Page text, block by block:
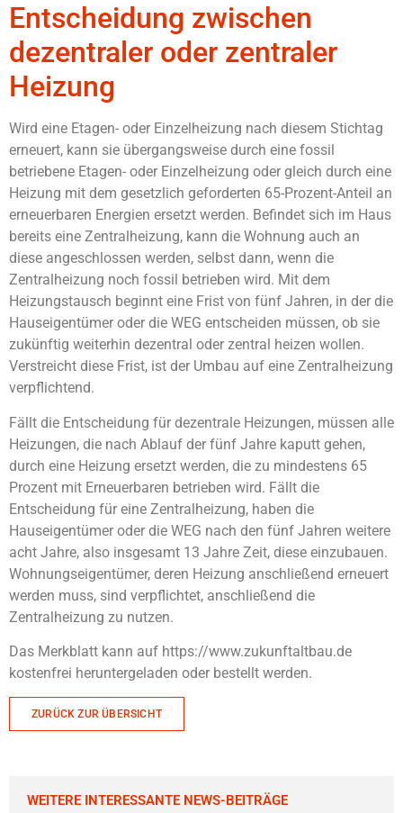
Entscheidung zwischen
dezentraler oder zentraler
Heizung
Wird eine Etagen- oder Einzelheizung nach diesem Stichtag
erneuert, kann sie übergangsweise durch eine fossil
betriebene Etagen- oder Einzelheizung oder gleich durch eine
Heizung mit dem gesetzlich geforderten 65-Prozent-Anteil an
erneuerbaren Energien ersetzt werden. Befindet sich im Haus
bereits eine Zentralheizung, kann die Wohnung auch an
diese angeschlossen werden, selbst dann, wenn die
Zentralheizung noch fossil betrieben wird. Mit dem
Heizungstausch beginnt eine Frist von fünf Jahren, in der die
Hauseigentümer oder die WEG entscheiden müssen, ob sie
zukünftig weiterhin dezentral oder zentral heizen wollen.
Verstreicht diese Frist, ist der Umbau auf eine Zentralheizung
verpflichtend.
Fällt die Entscheidung für dezentrale Heizungen, müssen alle
Heizungen, die nach Ablauf der fünf Jahre kaputt gehen,
durch eine Heizung ersetzt werden, die zu mindestens 65
Prozent mit Erneuerbaren betrieben wird. Fällt die
Entscheidung für eine Zentralheizung, haben die
Hauseigentümer oder die WEG nach den fünf Jahren weitere
acht Jahre, also insgesamt 13 Jahre Zeit, diese einzubauen.
Wohnungseigentümer, deren Heizung anschließend erneuert
werden muss, sind verpflichtet, anschließend die
Zentralheizung zu nutzen.
Das Merkblatt kann auf https://www.zukunftaltbau.de
kostenfrei heruntergeladen oder bestellt werden.
ZURÜCK ZUR ÜBERSICHT
WEITERE INTERESSANTE NEWS-BEITRÄGE